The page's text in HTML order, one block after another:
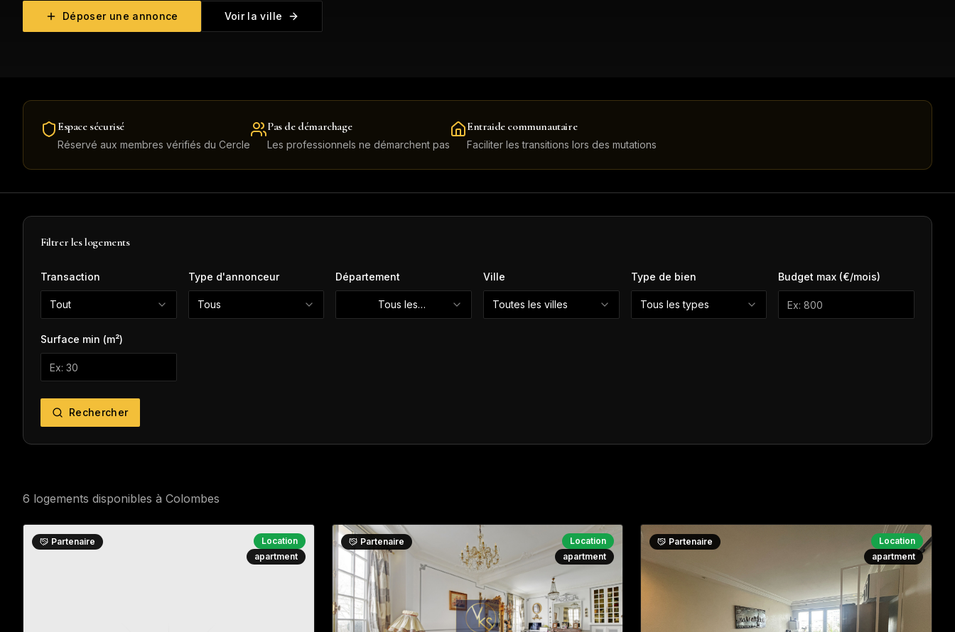
Déposer une annonce Voir la ville
Espace sécurisé
Réservé aux membres vérifiés du Cercle
Pas de démarchage
Les professionnels ne démarchent pas
Entraide communautaire
Faciliter les transitions lors des mutations
Filtrer les logements
Transaction
Tout
Type d'annonceur
Tous
Département
Tous les
départements
Ville
Toutes les villes
Type de bien
Tous les types
Budget max (€/mois)
Surface min (m²)
Rechercher
6 logements disponibles à Colombes
Partenaire
Location
apartment
Partenaire
Location
apartment
Partenaire
Location
apartment